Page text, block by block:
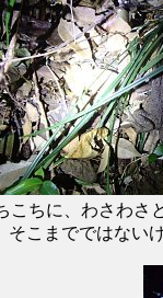
ちに、わさわさ
そこまでではない